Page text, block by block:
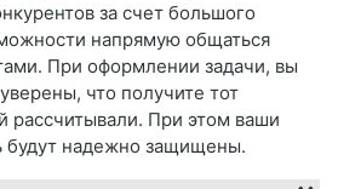
за счет большого
напрямую общаться
При оформлении задачи, вы
что получите тот
рассчитывали. При этом ваши
будут надежно защищены.